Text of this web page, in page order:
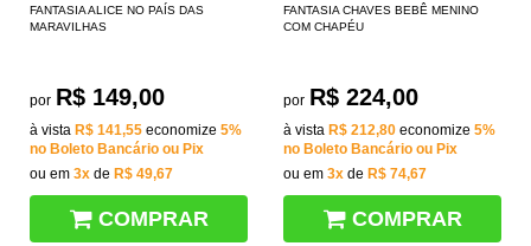
FANTASIA ALICE NO PAÍS DAS
MARAVILHAS
por R$ 149,00
à vista R$ 141,55 economize 5%
no Boleto Bancário ou Pix
ou em 3x de R$ 49,67
COMPRAR
FANTASIA CHAVES BEBÊ MENINO
COM CHAPÉU
por R$ 224,00
à vista R$ 212,80 economize 5%
no Boleto Bancário ou Pix
ou em 3x de R$ 74,67
COMPRAR